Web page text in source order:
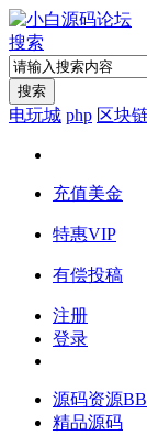
搜索
搜索
电玩城 php 区块
充值美金
特惠VIP
有偿投稿
注册
登录
源码资源
精品源码